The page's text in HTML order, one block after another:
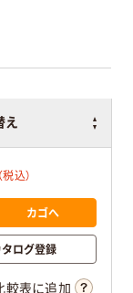
え
（税込）
カゴへ
ログ登録
較表に追加